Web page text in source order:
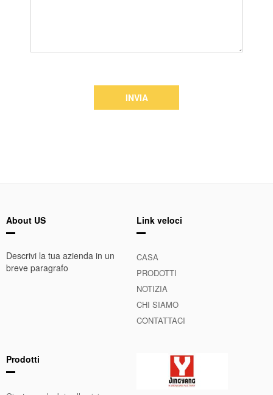
INVIA
About US
Descrivi la tua azienda in un
breve paragrafo
Link veloci
CASA
PRODOTTI
NOTIZIA
CHI SIAMO
CONTATTACI
Prodotti